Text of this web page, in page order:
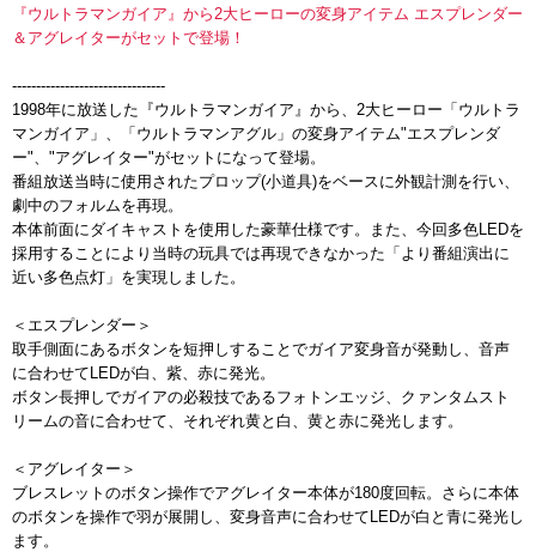
『ウルトラマンガイア』から2大ヒーローの変身アイテム エスプレンダー
＆アグレイターがセットで登場！
--------------------------------
1998年に放送した『ウルトラマンガイア』から、2大ヒーロー「ウルトラ
マンガイア」、「ウルトラマンアグル」の変身アイテム"エスプレンダ
ー"、"アグレイター"がセットになって登場。
番組放送当時に使用されたプロップ(小道具)をベースに外観計測を行い、
劇中のフォルムを再現。
本体前面にダイキャストを使用した豪華仕様です。また、今回多色LEDを
採用することにより当時の玩具では再現できなかった「より番組演出に
近い多色点灯」を実現しました。
＜エスプレンダー＞
取手側面にあるボタンを短押しすることでガイア変身音が発動し、音声
に合わせてLEDが白、紫、赤に発光。
ボタン長押しでガイアの必殺技であるフォトンエッジ、クァンタムスト
リームの音に合わせて、それぞれ黄と白、黄と赤に発光します。
＜アグレイター＞
ブレスレットのボタン操作でアグレイター本体が180度回転。さらに本体
のボタンを操作で羽が展開し、変身音声に合わせてLEDが白と青に発光し
ます。